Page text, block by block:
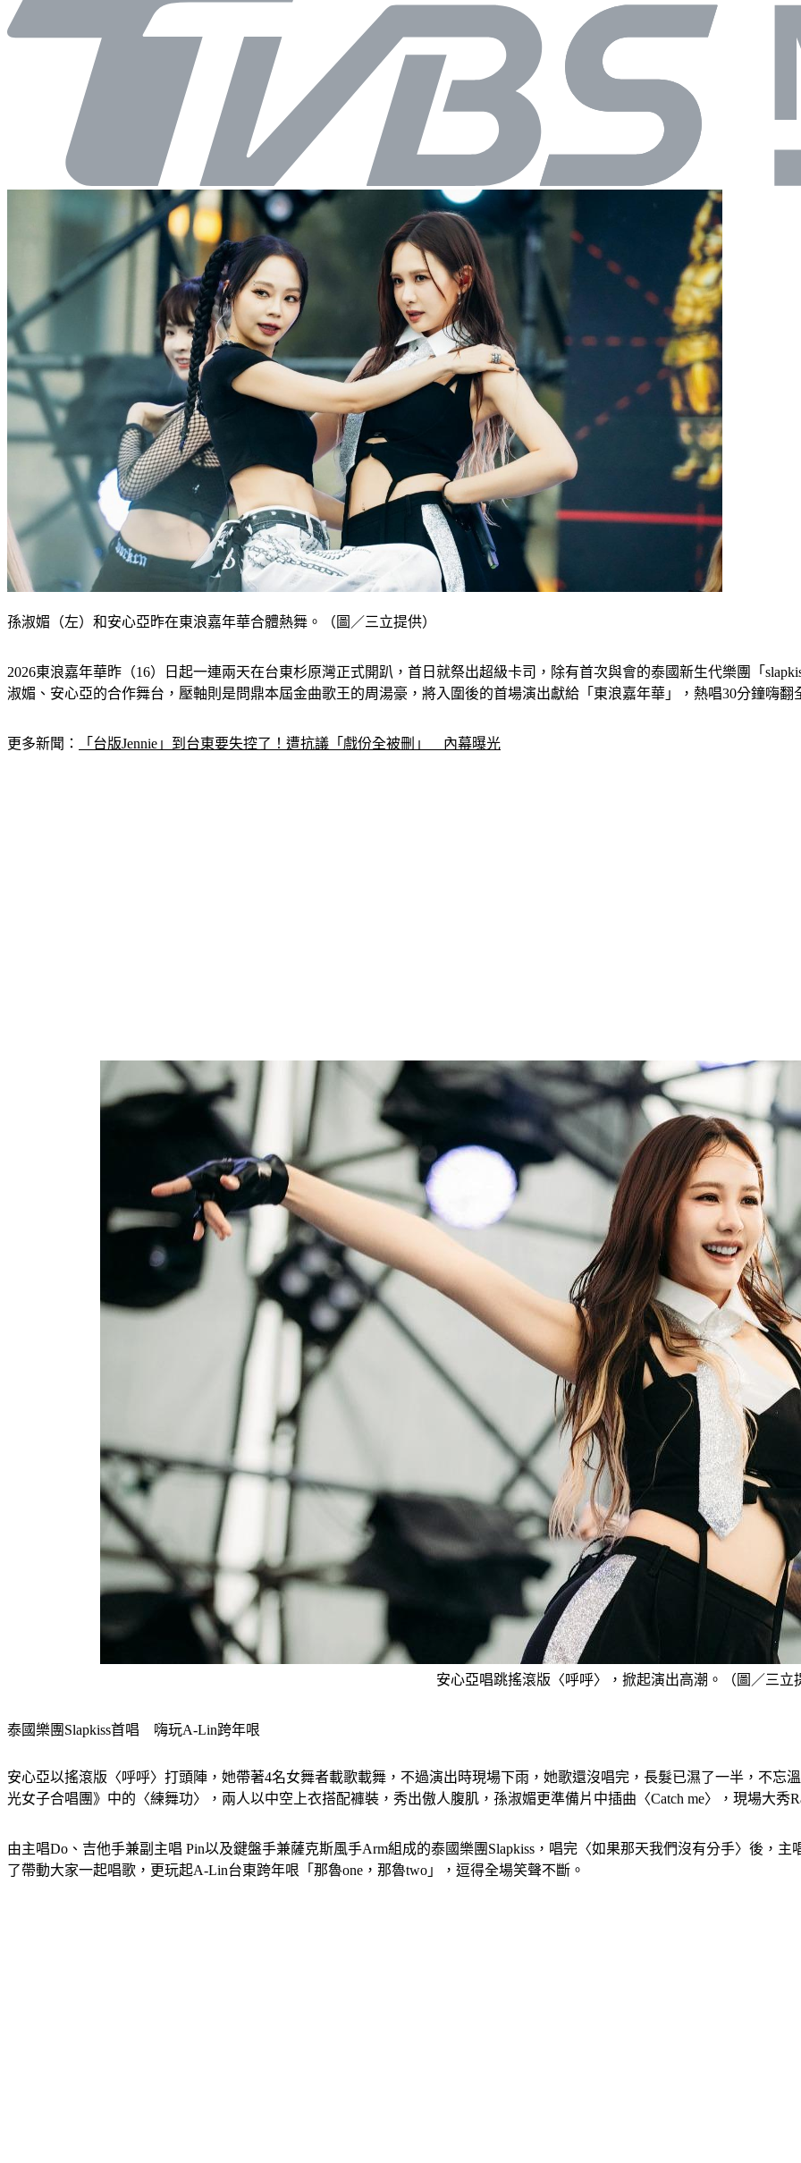
孫淑媚（左）和安心亞昨在東浪嘉年華合體熱舞。（圖／三立提供）
2026東浪嘉年華昨（16）日起一連兩天在台東杉原灣正式開趴，首日就祭出超級卡司，除有首次與會的泰國新生代樂團「
淑媚、安心亞的合作舞台，壓軸則是問鼎本屆金曲歌王的周湯豪，將入圍後的首場演出獻給「東浪嘉年華」，熱唱30分鐘嗨翻
更多新聞： 「台版Jennie」到台東要失控了！遭抗議「戲份全被刪」　內幕曝光
安心亞唱跳搖滾版〈呼呼〉，掀起演出高潮。（圖／三立
泰國樂團Slapkiss首唱　嗨玩A-Lin跨年哏
安心亞以搖滾版〈呼呼〉打頭陣，她帶著4名女舞者載歌載舞，不過演出時現場下雨，她歌還沒唱完，長髮已濕了一半，不忘
光女子合唱團》中的〈練舞功〉，兩人以中空上衣搭配褲裝，秀出傲人腹肌，孫淑媚更準備片中插曲〈Catch me〉，現場大秀
由主唱Do、吉他手兼副主唱 Pin以及鍵盤手兼薩克斯風手Arm組成的泰國樂團Slapkiss，唱完〈如果那天我們沒有分手〉後，
了帶動大家一起唱歌，更玩起A-Lin台東跨年哏「那魯one，那魯two」，逗得全場笑聲不斷。